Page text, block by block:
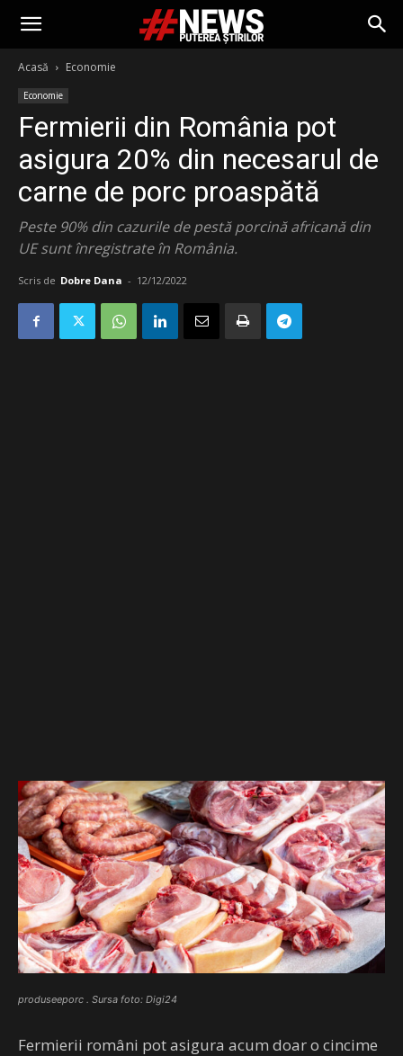
Acasă Economie
Economie
Fermierii din România pot
asigura 20% din necesarul de
carne de porc proaspătă
Peste 90% din cazurile de pestă porcină africană din
UE sunt înregistrate în România.
Scris de Dobre Dana - 12/12/2022
produseeporc . Sursa foto: Digi24
Fermierii români pot asigura acum doar o cincime